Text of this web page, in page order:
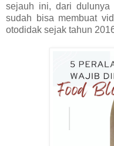
sejauh ini, dari dulunya
sudah bisa membuat
otodidak sejak tahun